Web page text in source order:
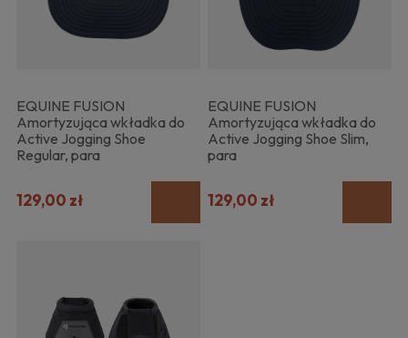
EQUINE FUSION
Amortyzująca wkładka do
Active Jogging Shoe
Regular, para
129,00 zł
EQUINE FUSION
Amortyzująca wkładka do
Active Jogging Shoe Slim,
para
129,00 zł